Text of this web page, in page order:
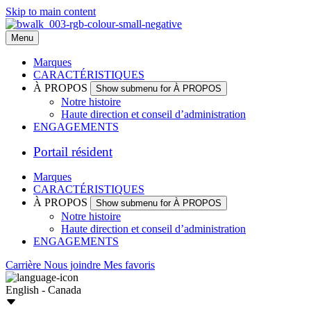
Skip to main content
Menu
Marques
CARACTÉRISTIQUES
À PROPOS
Show submenu for À PROPOS
Notre histoire
Haute direction et conseil d’administration
ENGAGEMENTS
Portail résident
Marques
CARACTÉRISTIQUES
À PROPOS
Show submenu for À PROPOS
Notre histoire
Haute direction et conseil d’administration
ENGAGEMENTS
Carrière Nous joindre Mes favoris
English - Canada